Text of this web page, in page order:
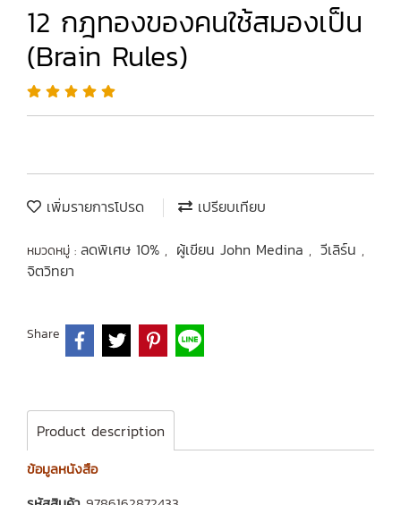
12 กฎทองของคนใช้สมองเป็น
(Brain Rules)
เพิ่มรายการโปรด เปรียบเทียบ
หมวดหมู่ : ลดพิเศษ 10% , ผู้เขียน John Medina , วีเลิร์น ,
จิตวิทยา
Share
Product description
ข้อมูลหนังสือ